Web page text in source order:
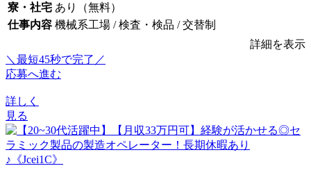
寮・社宅 あり（無料）
仕事内容 機械系工場 / 検査・検品 / 交替制
詳細を表示
＼最短45秒で完了／
応募へ進む
詳しく
見る